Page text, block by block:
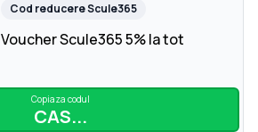
Cod reducereScule365
Voucher Scule365 5% la tot
Copiaza codul
CAS...